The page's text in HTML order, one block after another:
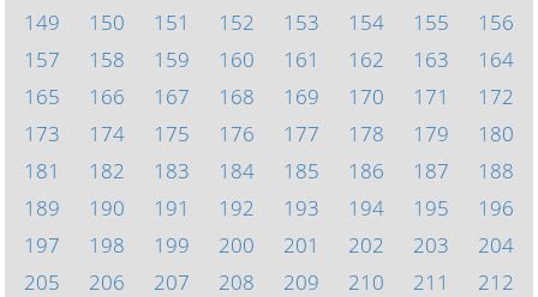
149
150 151 152 153 154 155
156
157
158 159 160 161 162 163
164
165
166 167 168 169 170 171
172
173
174 175 176 177 178 179
180
181
182 183 184 185 186 187
188
189
190 191 192 193 194 195
196
197
198 199 200 201 202 203
204
205
206 207 208 209 210 211
212